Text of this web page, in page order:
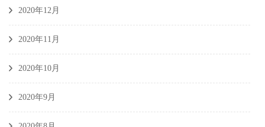
2020年12月
2020年11月
2020年10月
2020年9月